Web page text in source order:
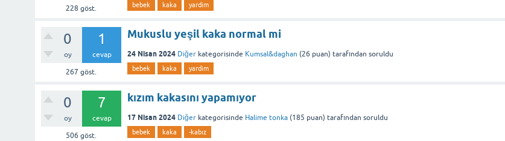
228 göst. bebek kaka yardim
0
oy
1
cevap
267 göst.
Mukuslu yeşil kaka normal mi
24 Nisan 2024 Diğer kategorisinde Kumsal&daghan (26 puan) tarafından soruldu
bebek kaka yardim
0
oy
7
cevap
506 göst.
kızım kakasını yapamıyor
17 Nisan 2024 Diğer kategorisinde Halime tonka (185 puan) tarafından soruldu
bebek kaka -kabız